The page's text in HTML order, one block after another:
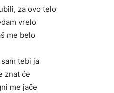
za ovo telo
vrelo
me belo
tebi ja
znat će
me jače